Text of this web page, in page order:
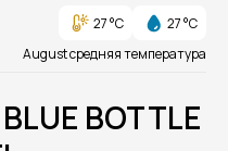
27 °C
27 °C
August средняя температура
BOTTLE